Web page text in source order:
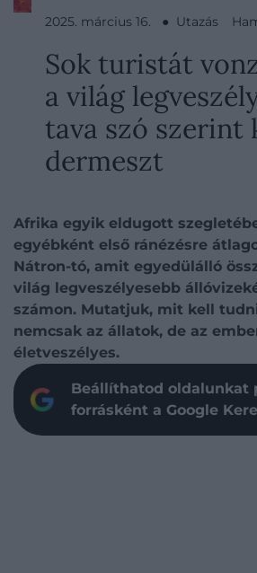
2025. március 16. ● Utazás
Sok turistát
a világ
tava szó szerint
dermeszt
Afrika egyik eldugott
egyébként első ránézésre
Nátron-tó, amit egyedülálló
világ legveszélyesebb
számon. Mutatjuk, mit kell
nemcsak az állatok, de az
életveszélyes.
Beállíthatod oldalunkat
forrásként a Google